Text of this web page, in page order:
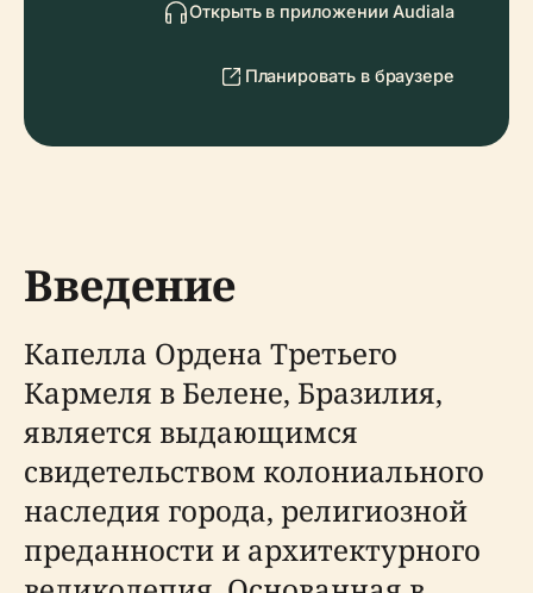
Открыть в приложении Audiala
Планировать в браузере
Введение
Капелла Ордена Третьего
Кармеля в Белене, Бразилия,
является выдающимся
свидетельством колониального
наследия города, религиозной
преданности и архитектурного